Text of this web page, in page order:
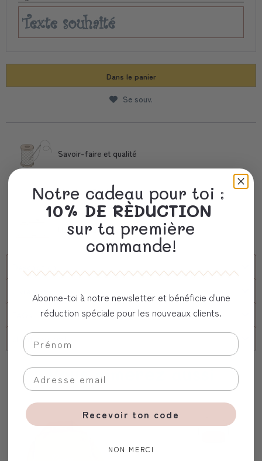
Dans le panier
Se souv.
Savoir-faire et qualité
Livraison Rapide
Un emballage précieux
client corporel
Vous aimerez aussi
Notre cadeau pour toi :
10% DE RÈDUCTION
sur ta première
commande!
Abonne-toi à notre newsletter et bénéficie d'une
réduction spéciale pour les nouveaux clients.
Recevoir ton code
NON MERCI